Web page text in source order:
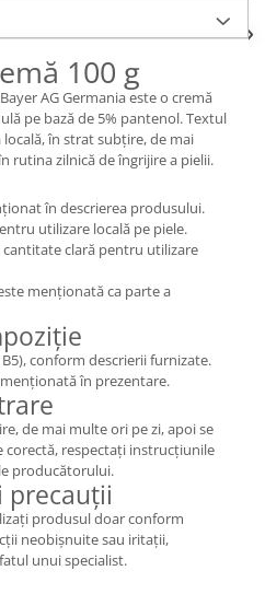
100 g
AG Germania este o cremă
pe bază de 5% pantenol. Textul
în strat subțire, de mai
rutina zilnică de îngrijire a pielii.
în descrierea produsului.
utilizare locală pe piele.
cantitate clară pentru utilizare
menționată ca parte a
conform descrierii furnizate.
în prezentare.
de mai multe ori pe zi, apoi se
corectă, respectați instrucțiunile
producătorului.
precauții
produsul doar conform
neobișnuite sau iritații,
unui specialist.